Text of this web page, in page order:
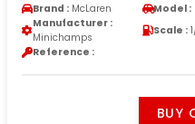
Brand : McLaren Model :
Manufacturer :
Minichamps
Scale :
Reference :
BUY